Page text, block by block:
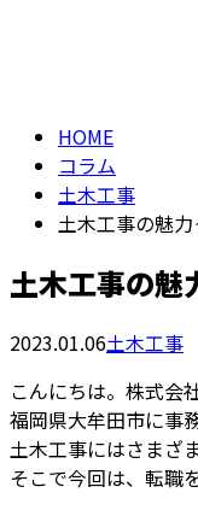
HOME
コラム
土木工事
土木工事の魅力
土木工事の魅
2023.01.06土木工事
こんにちは。株式会
福岡県大牟田市に事
土木工事にはさまざ
そこで今回は、転職